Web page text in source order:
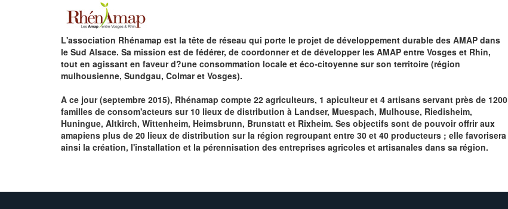
L'association Rhénamap est la tête de réseau qui porte le projet de développement durable des AMAP dans
le Sud Alsace. Sa mission est de fédérer, de coordonner et de développer les AMAP entre Vosges et Rhin,
tout en agissant en faveur d?une consommation locale et éco-citoyenne sur son territoire (région
mulhousienne, Sundgau, Colmar et Vosges).
A ce jour (septembre 2015), Rhénamap compte 22 agriculteurs, 1 apiculteur et 4 artisans servant près de 1200
familles de consom'acteurs sur 10 lieux de distribution à Landser, Muespach, Mulhouse, Riedisheim,
Huningue, Altkirch, Wittenheim, Heimsbrunn, Brunstatt et Rixheim. Ses objectifs sont de pouvoir offrir aux
amapiens plus de 20 lieux de distribution sur la région regroupant entre 30 et 40 producteurs ; elle favorisera
ainsi la création, l'installation et la pérennisation des entreprises agricoles et artisanales dans sa région.